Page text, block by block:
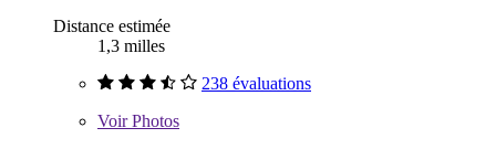
Distance estimée
1,3 milles
238 évaluations
VoirPhotos